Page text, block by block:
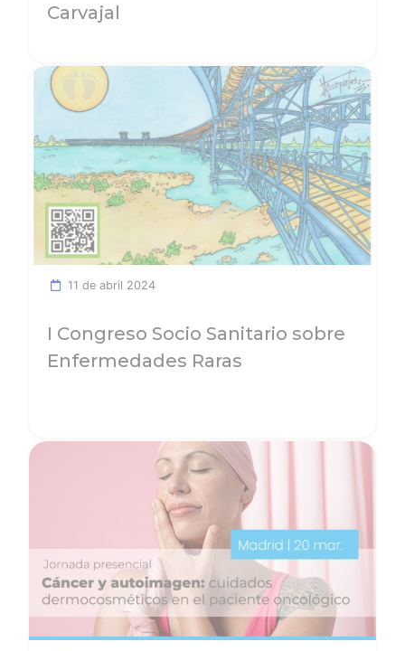
Carvajal
11 de abril 2024
I Congreso Socio Sanitario sobre
Enfermedades Raras
Ver noticia
Ver noticia